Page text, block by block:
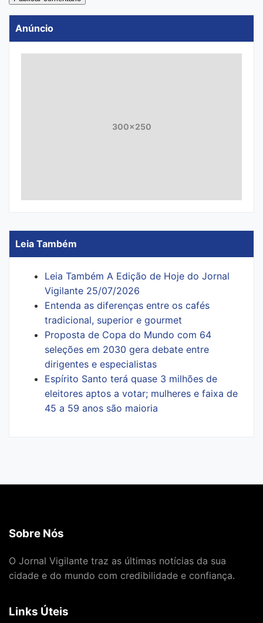
Anúncio
300x250
Leia Também
Leia Também A Edição de Hoje do Jornal
Vigilante 25/07/2026
Entenda as diferenças entre os cafés
tradicional, superior e gourmet
Proposta de Copa do Mundo com 64
seleções em 2030 gera debate entre
dirigentes e especialistas
Espírito Santo terá quase 3 milhões de
eleitores aptos a votar; mulheres e faixa de
45 a 59 anos são maioria
Sobre Nós
O Jornal Vigilante traz as últimas notícias da sua
cidade e do mundo com credibilidade e confiança.
Links Úteis